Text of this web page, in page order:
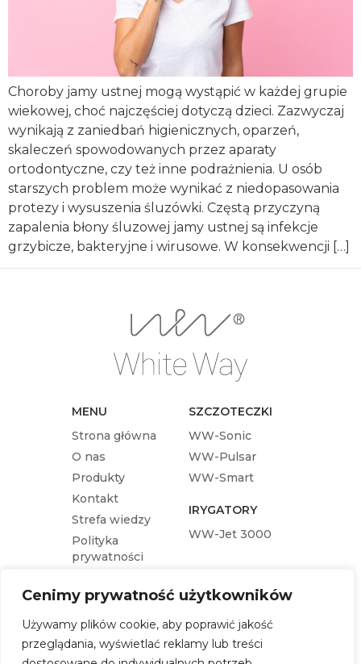
Cenimy prywatność użytkowników
Używamy plików cookie, aby poprawić jakość
przeglądania, wyświetlać reklamy lub treści
Choroby jamy ustnej mogą wystąpić w każdej grupie
wiekowej, choć najczęściej dotyczą dzieci. Zazwyczaj
wynikają z zaniedbań higienicznych, oparzeń,
skaleczeń spowodowanych przez aparaty
ortodontyczne, czy też inne podrażnienia. U osób
starszych problem może wynikać z niedopasowania
protezy i wysuszenia śluzówki. Częstą przyczyną
zapalenia błony śluzowej jamy ustnej są infekcje
grzybicze, bakteryjne i wirusowe. W konsekwencji […]
MENU
Strona główna
O nas
Produkty
Kontakt
Strefa wiedzy
Polityka
prywatności
SZCZOTECZKI
WW-Sonic
WW-Pulsar
WW-Smart
IRYGATORY
WW-Jet 3000
KOŃCÓWKI
Końcówka wymienna WW-Sonic
Końcówka wymienna WW-Jet 3000